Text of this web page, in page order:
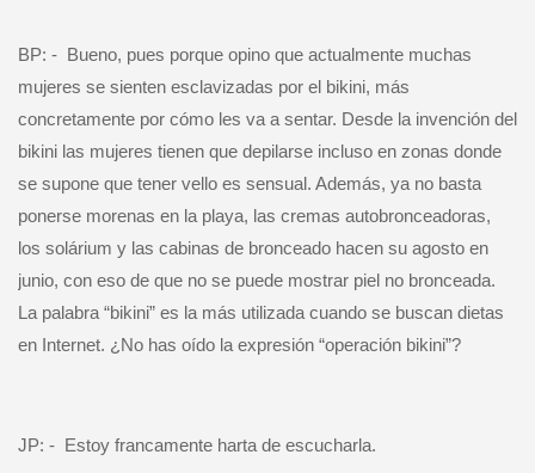
BP: - Bueno, pues porque opino que actualmente muchas
mujeres se sienten esclavizadas por el bikini, más
concretamente por cómo les va a sentar. Desde la invención del
bikini las mujeres tienen que depilarse incluso en zonas donde
se supone que tener vello es sensual. Además, ya no basta
ponerse morenas en la playa, las cremas autobronceadoras,
los solárium y las cabinas de bronceado hacen su agosto en
junio, con eso de que no se puede mostrar piel no bronceada.
La palabra “bikini” es la más utilizada cuando se buscan dietas
en Internet. ¿No has oído la expresión “operación bikini”?
JP: - Estoy francamente harta de escucharla.